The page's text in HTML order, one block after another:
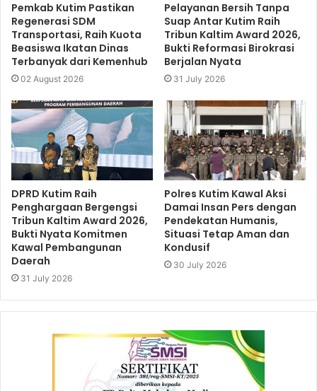
Pemkab Kutim Pastikan
Regenerasi SDM
Transportasi, Raih Kuota
Beasiswa Ikatan Dinas
Terbanyak dari Kemenhub
02 August 2026
Pelayanan Bersih Tanpa
Suap Antar Kutim Raih
Tribun Kaltim Award 2026,
Bukti Reformasi Birokrasi
Berjalan Nyata
31 July 2026
DPRD Kutim Raih
Penghargaan Bergengsi
Tribun Kaltim Award 2026,
Bukti Nyata Komitmen
Kawal Pembangunan
Daerah
31 July 2026
Polres Kutim Kawal Aksi
Damai Insan Pers dengan
Pendekatan Humanis,
Situasi Tetap Aman dan
Kondusif
30 July 2026